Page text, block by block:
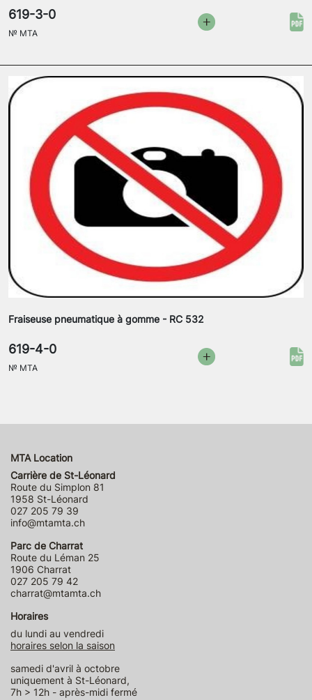
619-3-0
№ MTA
Fraiseuse pneumatique à gomme - RC 532
619-4-0
№ MTA
MTA Location
Carrière de St-Léonard
Route du Simplon 81
1958 St-Léonard
027 205 79 39
info@mtamta.ch
Parc de Charrat
Route du Léman 25
1906 Charrat
027 205 79 42
charrat@mtamta.ch
Horaires
du lundi au vendredi
horaires selon la saison
samedi d'avril à octobre
uniquement à St-Léonard,
7h > 12h - après-midi fermé